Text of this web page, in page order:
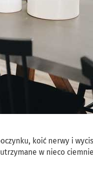
koić nerwy i
w nieco